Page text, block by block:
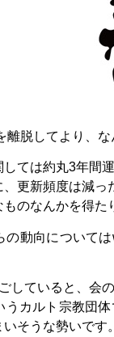
脱してより、
ては約丸3年間
更新頻度は減
のなんかを得た
の動向について
していると、会
うカルト宗教団
そうな勢いです。